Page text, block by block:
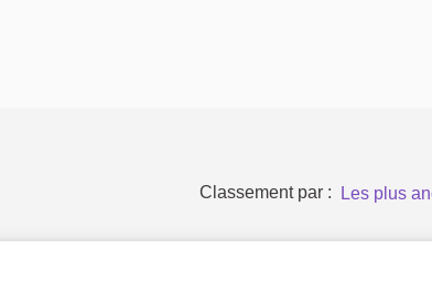
Classement par : Les plus